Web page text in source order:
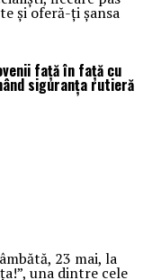
și oferă-ți șansa
față în față cu
siguranța rutieră
23 mai, la
una dintre cele